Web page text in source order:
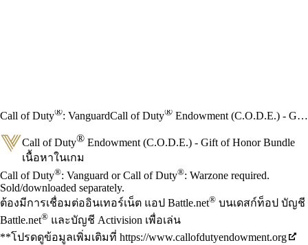
Call of Duty®: VanguardCall of Duty® Endowment (C.O.D.E.) - Gift of Honor Bundle
Call of Duty® Endowment (C.O.D.E.) - Gift of Honor Bundle
เนื้อหาในเกม
ราคา
Available actions
Call of Duty®: Vanguard or Call of Duty®: Warzone required.
Sold/downloaded separately.
ต้องมีการเชื่อมต่ออินเทอร์เน็ต แอป Battle.net® บนเดสก์ท็อป บัญชี
Battle.net® และบัญชี Activision เพื่อเล่น
**โปรดดูข้อมูลเพิ่มเติมที่ https://www.callofdutyendowment.org